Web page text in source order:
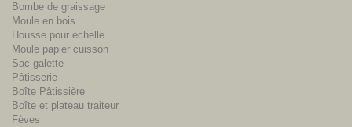
Bombe de graissage
Moule en bois
Housse pour échelle
Moule papier cuisson
Sac galette
Pâtisserie
Boîte Pâtissière
Boîte et plateau traiteur
Fèves